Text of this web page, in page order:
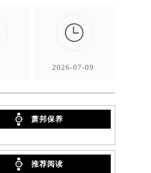

2026-07-09
萧邦保养
推荐阅读